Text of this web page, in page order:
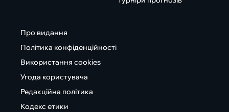
Про видання
Політика конфіденційності
Використання cookies
Угода користувача
Редакційна політика
Кодекс етики